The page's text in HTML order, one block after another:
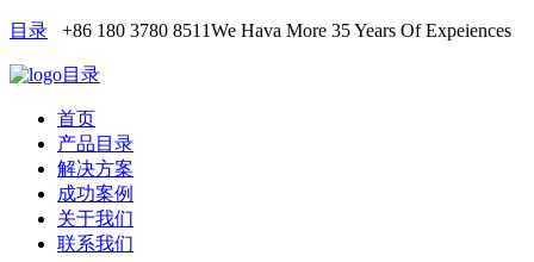
目录 +86 180 3780 8511We Hava More 35 Years Of Expeiences
目录
首页
产品目录
解决方案
成功案例
关于我们
联系我们